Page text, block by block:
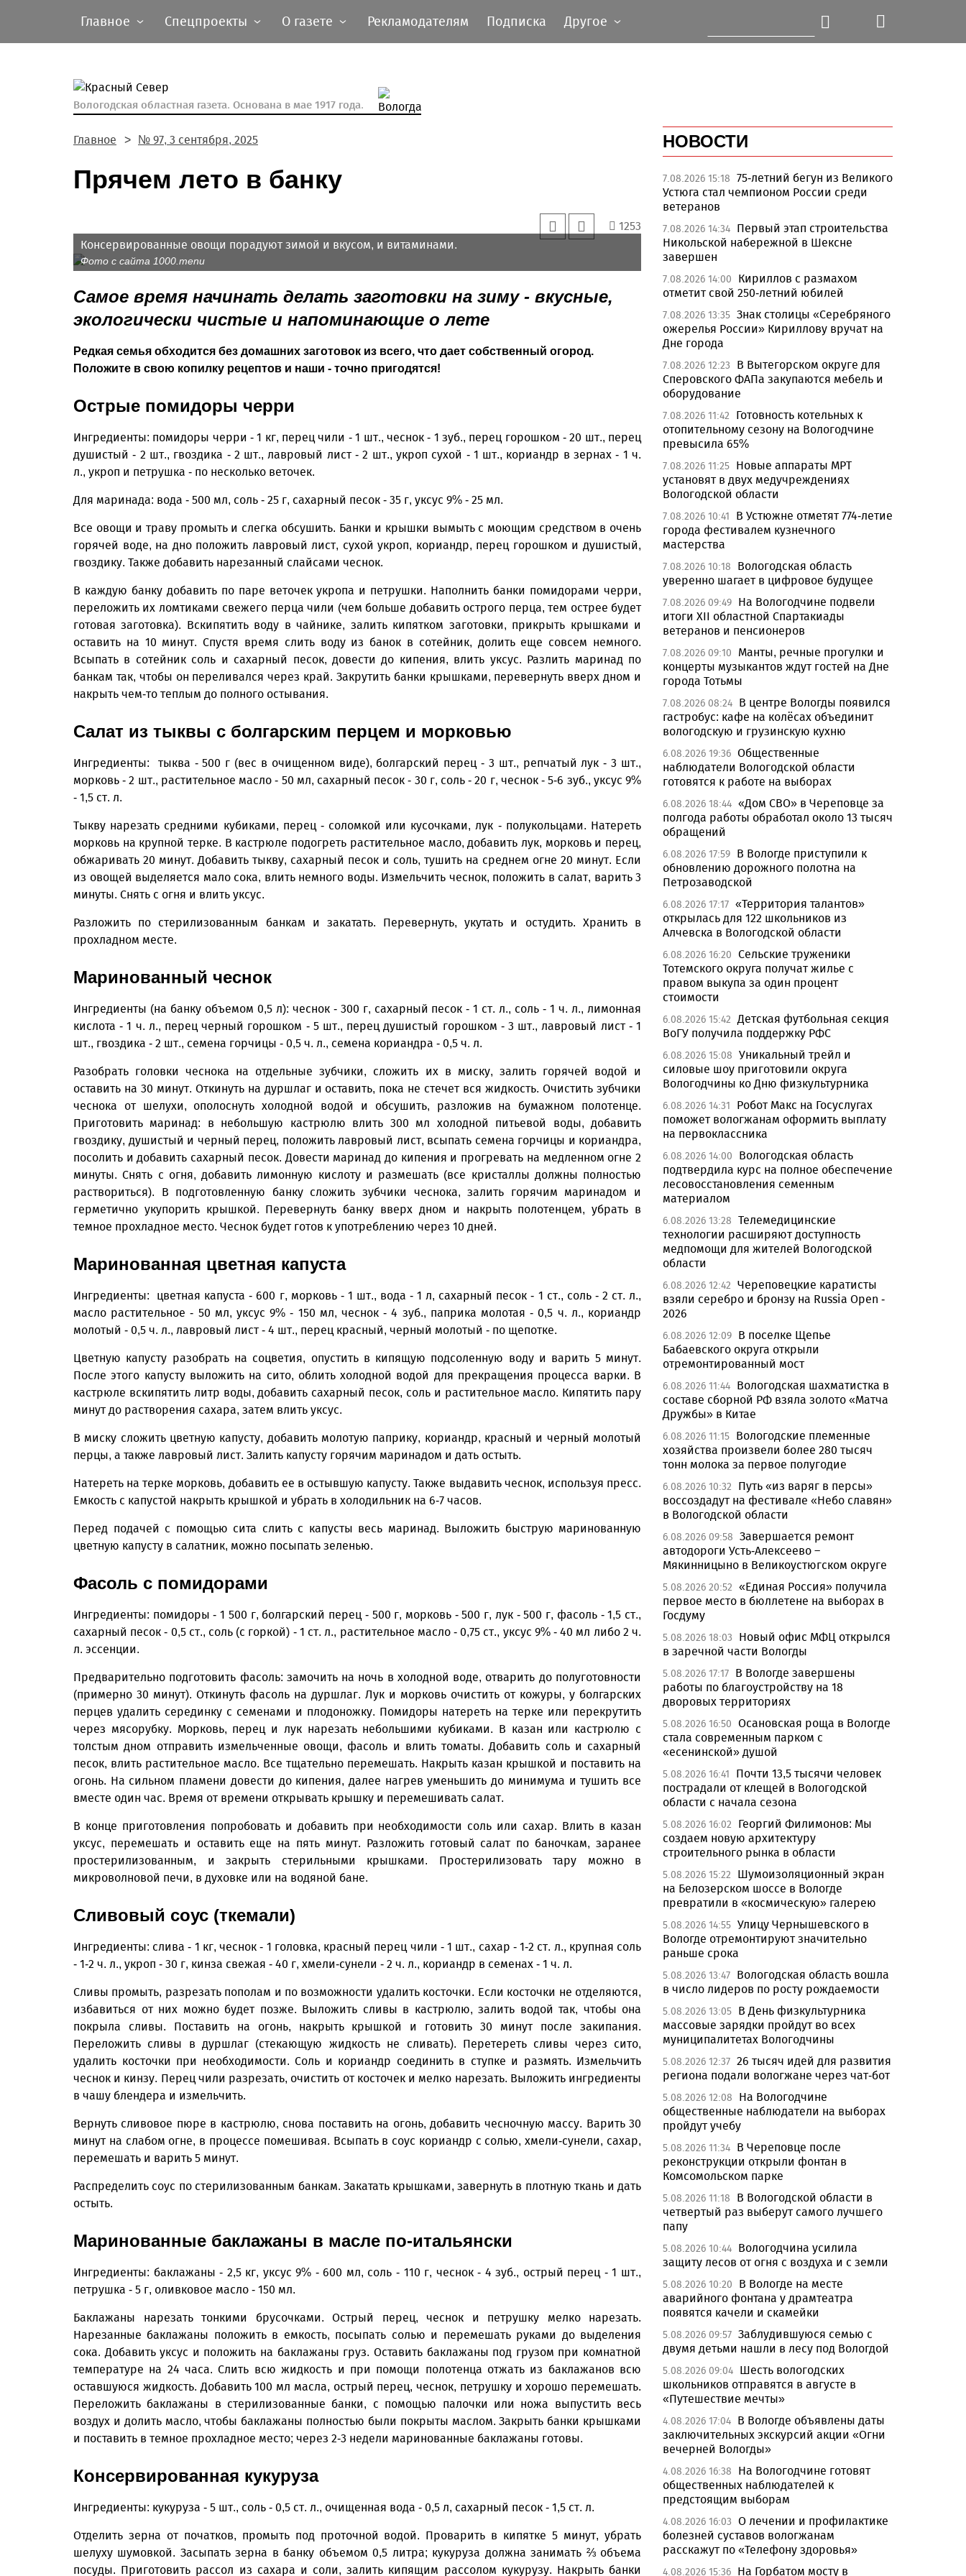
Главное Спецпроекты О газете Рекламодателям Подписка Другое
Вологодская областная газета. Основана в мае 1917 года.
Главное № 97, 3 сентября, 2025
Прячем лето в банку
1253
Консервированные овощи порадуют зимой и вкусом, и витаминами.
Фото с сайта 1000.menu
Самое время начинать делать заготовки на зиму - вкусные,
экологически чистые и напоминающие о лете
Редкая семья обходится без домашних заготовок из всего, что дает собственный огород.
Положите в свою копилку рецептов и наши - точно пригодятся!
Острые помидоры черри
Ингредиенты: помидоры черри - 1 кг, перец чили - 1 шт., чеснок - 1 зуб., перец горошком - 20 шт., перец
душистый - 2 шт., гвоздика - 2 шт., лавровый лист - 2 шт., укроп сухой - 1 шт., кориандр в зернах - 1 ч.
л., укроп и петрушка - по несколько веточек.
Для маринада: вода - 500 мл, соль - 25 г, сахарный песок - 35 г, уксус 9% - 25 мл.
Все овощи и траву промыть и слегка обсушить. Банки и крышки вымыть с моющим средством в очень
горячей воде, на дно положить лавровый лист, сухой укроп, кориандр, перец горошком и душистый,
гвоздику. Также добавить нарезанный слайсами чеснок.
В каждую банку добавить по паре веточек укропа и петрушки. Наполнить банки помидорами черри,
переложить их ломтиками свежего перца чили (чем больше добавить острого перца, тем острее будет
готовая заготовка). Вскипятить воду в чайнике, залить кипятком заготовки, прикрыть крышками и
оставить на 10 минут. Спустя время слить воду из банок в сотейник, долить еще сов­сем немного.
Всыпать в сотейник соль и сахарный песок, довести до кипения, влить уксус. Разлить маринад по
банкам так, чтобы он переливался через край. Закрутить банки крышками, перевернуть вверх дном и
накрыть чем-то теплым до полного остывания.
Салат из тыквы с болгарским перцем и морковью
Ингредиенты: тыква - 500 г (вес в очищенном виде), болгарский перец - 3 шт., репчатый лук - 3 шт.,
морковь - 2 шт., растительное масло - 50 мл, сахарный песок - 30 г, соль - 20 г, чеснок - 5-6 зуб., уксус 9%
- 1,5 ст. л.
Тыкву нарезать средними кубиками, перец - соломкой или кусочками, лук - полукольцами. Натереть
морковь на крупной терке. В кастрюле подогреть растительное масло, добавить лук, морковь и перец,
обжаривать 20 минут. Добавить тыкву, сахарный песок и соль, тушить на среднем огне 20 минут. Если
из овощей выделяется мало сока, влить немного воды. Измельчить чеснок, положить в салат, варить 3
минуты. Снять с огня и влить уксус.
Разложить по стерилизованным банкам и закатать. Перевернуть, укутать и остудить. Хранить в
прохладном месте.
Маринованный чеснок
Ингредиенты (на банку объемом 0,5 л): чеснок - 300 г, сахарный песок - 1 ст. л., соль - 1 ч. л., лимонная
кислота - 1 ч. л., перец черный горошком - 5 шт., перец душистый горошком - 3 шт., лавровый лист - 1
шт., гвоздика - 2 шт., семена горчицы - 0,5 ч. л., семена кориандра - 0,5 ч. л.
Разобрать головки чеснока на отдельные зубчики, сложить их в миску, залить горячей водой и
оставить на 30 минут. Откинуть на дуршлаг и оставить, пока не стечет вся жидкость. Очистить зубчики
чеснока от шелухи, ополоснуть холодной водой и обсушить, разложив на бумажном полотенце.
Приготовить маринад: в небольшую кастрюлю влить 300 мл холодной питьевой воды, добавить
гвоздику, душистый и черный перец, положить лавровый лист, всыпать семена горчицы и кориандра,
посолить и добавить сахарный песок. Довести маринад до кипения и прогревать на медленном огне 2
минуты. Снять с огня, добавить лимонную кислоту и размешать (все кристаллы должны полностью
раствориться). В подготовленную банку сложить зубчики чеснока, залить горячим маринадом и
герметично укупорить крышкой. Перевернуть банку вверх дном и накрыть полотенцем, убрать в
темное прохладное место. Чеснок будет готов к употреблению через 10 дней.
Маринованная цветная капуста
Ингредиенты: цветная капуста - 600 г, морковь - 1 шт., вода - 1 л, сахарный песок - 1 ст., соль - 2 ст. л.,
масло растительное - 50 мл, уксус 9% - 150 мл, чеснок - 4 зуб., паприка молотая - 0,5 ч. л., кориандр
молотый - 0,5 ч. л., лавровый лист - 4 шт., перец красный, черный молотый - по щепотке.
Цветную капусту разобрать на соцветия, опустить в кипящую подсоленную воду и варить 5 минут.
После этого капусту выложить на сито, облить холодной водой для прекращения процесса варки. В
кастрюле вскипятить литр воды, добавить сахарный песок, соль и растительное масло. Кипятить пару
минут до растворения сахара, затем влить уксус.
В миску сложить цветную капусту, добавить молотую паприку, кориандр, красный и черный молотый
перцы, а также лавровый лист. Залить капусту горячим маринадом и дать остыть.
Натереть на терке морковь, добавить ее в остывшую капусту. Также выдавить чеснок, используя пресс.
Емкость с капустой накрыть крышкой и убрать в холодильник на 6-7 часов.
Перед подачей с помощью сита слить с капусты весь маринад. Выложить быструю маринованную
цветную капусту в салатник, можно посыпать зеленью.
Фасоль с помидорами
Ингредиенты: помидоры - 1 500 г, болгарский перец - 500 г, морковь - 500 г, лук - 500 г, фасоль - 1,5 ст.,
сахарный песок - 0,5 ст., соль (с горкой) - 1 ст. л., растительное масло - 0,75 ст., уксус 9% - 40 мл либо 2 ч.
л. эссенции.
Предварительно подготовить фасоль: замочить на ночь в холодной воде, отварить до полуготовности
(примерно 30 минут). Откинуть фасоль на дуршлаг. Лук и морковь очистить от кожуры, у болгарских
перцев удалить серединку с семенами и плодоножку. Помидоры натереть на терке или перекрутить
через мясорубку. Морковь, перец и лук нарезать небольшими кубиками. В казан или кастрюлю с
толстым дном отправить измельченные овощи, фасоль и влить томаты. Добавить соль и сахарный
песок, влить растительное масло. Все тщательно перемешать. Накрыть казан крышкой и поставить на
огонь. На сильном пламени довести до кипения, далее нагрев уменьшить до минимума и тушить все
вместе один час. Время от времени открывать крышку и перемешивать салат.
В конце приготовления попробовать и добавить при необходимости соль или сахар. Влить в казан
уксус, перемешать и оставить еще на пять минут. Разложить готовый салат по баночкам, заранее
простерилизованным, и закрыть стерильными крышками. Простерилизовать тару можно в
микроволновой печи, в духовке или на водяной бане.
Сливовый соус (ткемали)
Ингредиенты: слива - 1 кг, чеснок - 1 головка, красный перец чили - 1 шт., сахар - 1-2 ст. л., крупная соль
- 1-2 ч. л., укроп - 30 г, кинза свежая - 40 г, хмели-сунели - 2 ч. л., кориандр в семенах - 1 ч. л.
Сливы промыть, разрезать пополам и по возможности удалить косточки. Если косточки не отделяются,
избавиться от них можно будет позже. Выложить сливы в кастрюлю, залить водой так, чтобы она
покрыла сливы. Поставить на огонь, накрыть крышкой и готовить 30 минут после закипания.
Переложить сливы в дуршлаг (стекающую жидкость не сливать). Перетереть сливы через сито,
удалить косточки при необходимости. Соль и кориандр соединить в ступке и размять. Измельчить
чеснок и кинзу. Перец чили разрезать, очистить от косточек и мелко нарезать. Выложить ингредиенты
в чашу блендера и измельчить.
Вернуть сливовое пюре в кастрюлю, снова поставить на огонь, добавить чесночную массу. Варить 30
минут на слабом огне, в процессе помешивая. Всыпать в соус кориандр с солью, хмели-сунели, сахар,
перемешать и варить 5 минут.
Распределить соус по стерилизованным банкам. Закатать крышками, завернуть в плотную ткань и дать
остыть.
Маринованные баклажаны в масле по-итальянски
Ингредиенты: баклажаны - 2,5 кг, уксус 9% - 600 мл, соль - 110 г, чеснок - 4 зуб., острый перец - 1 шт.,
петрушка - 5 г, оливковое масло - 150 мл.
Баклажаны нарезать тонкими брусочками. Острый перец, чеснок и петрушку мелко нарезать.
Нарезанные баклажаны положить в емкость, посыпать солью и перемешать руками до выделения
сока. Добавить уксус и положить на баклажаны груз. Оставить баклажаны под грузом при комнатной
температуре на 24 часа. Слить всю жидкость и при помощи полотенца отжать из баклажанов всю
оставшуюся жидкость. Добавить 100 мл масла, острый перец, чеснок, петрушку и хорошо перемешать.
Переложить баклажаны в стерилизованные банки, с помощью палочки или ножа выпустить весь
воздух и долить масло, чтобы баклажаны полностью были покрыты маслом. Закрыть банки крышками
и поставить в темное прохладное место; через 2-3 недели маринованные баклажаны готовы.
Консервированная кукуруза
Ингредиенты: кукуруза - 5 шт., соль - 0,5 ст. л., очищенная вода - 0,5 л, сахарный песок - 1,5 ст. л.
Отделить зерна от початков, промыть под проточной водой. Проварить в кипятке 5 минут, убрать
шелуху шумовкой. Засыпать зерна в банку объемом 0,5 литра; кукуруза должна занимать ⅔ объема
посуды. Приготовить рассол из сахара и соли, залить кипящим рассолом кукурузу. Накрыть банки
НОВОСТИ
7.08.2026 15:18 75-летний бегун из Великого
Устюга стал чемпионом России среди
ветеранов
7.08.2026 14:34 Первый этап строительства
Никольской набережной в Шексне
завершен
7.08.2026 14:00
Кириллов с размахом
отметит свой 250-летний юбилей
7.08.2026 13:35 Знак столицы «Серебряного
ожерелья России» Кириллову вручат на
Дне города
7.08.2026 12:23
В Вытегорском округе для
Сперовского ФАПа закупаются мебель и
оборудование
7.08.2026 11:42
Готовность котельных к
отопительному сезону на Вологодчине
превысила 65%
7.08.2026 11:25 Новые аппараты МРТ
установят в двух медучреждениях
Вологодской области
7.08.2026 10:41
В Устюжне отметят 774-летие
города фестивалем кузнечного
мастерства
7.08.2026 10:18
Вологодская область
уверенно шагает в цифровое будущее
7.08.2026 09:49 На Вологодчине подвели
итоги XII областной Спартакиады
ветеранов и пенсионеров
7.08.2026 09:10
Манты, речные прогулки и
концерты музыкантов ждут гостей на Дне
города Тотьмы
7.08.2026 08:24 В центре Вологды появился
гастробус: кафе на колёсах объединит
вологодскую и грузинскую кухню
6.08.2026 19:36 Общественные
наблюдатели Вологодской области
готовятся к работе на выборах
6.08.2026 18:44 «Дом СВО» в Череповце за
полгода работы обработал около 13 тысяч
обращений
6.08.2026 17:59 В Вологде приступили к
обновлению дорожного полотна на
Петрозаводской
6.08.2026 17:17 «Территория талантов»
открылась для 122 школьников из
Алчевска в Вологодской области
6.08.2026 16:20 Сельские труженики
Тотемского округа получат жилье с
правом выкупа за один процент
стоимости
6.08.2026 15:42 Детская футбольная секция
ВоГУ получила поддержку РФС
6.08.2026 15:08 Уникальный трейл и
силовые шоу приготовили округа
Вологодчины ко Дню физкультурника
6.08.2026 14:31
Робот Макс на Госуслугах
поможет вологжанам оформить выплату
на первоклассника
6.08.2026 14:00
Вологодская область
подтвердила курс на полное обеспечение
лесовосстановления семенным
материалом
6.08.2026 13:28 Телемедицинские
технологии расширяют доступность
медпомощи для жителей Вологодской
области
6.08.2026 12:42 Череповецкие каратисты
взяли серебро и бронзу на Russia Open -
2026
6.08.2026 12:09 В поселке Щепье
Бабаевского округа открыли
отремонтированный мост
6.08.2026 11:44 Вологодская шахматистка в
составе сборной РФ взяла золото «Матча
Дружбы» в Китае
6.08.2026 11:15 Вологодские племенные
хозяйства произвели более 280 тысяч
тонн молока за первое полугодие
6.08.2026 10:32
Путь «из варяг в персы»
воссоздадут на фестивале «Небо славян»
в Вологодской области
6.08.2026 09:58 Завершается ремонт
автодороги Усть-Алексеево –
Мякинницыно в Великоустюгском округе
5.08.2026 20:52 «Единая Россия» получила
первое место в бюллетене на выборах в
Госдуму
5.08.2026 18:03
Новый офис МФЦ открылся
в заречной части Вологды
5.08.2026 17:17 В Вологде завершены
работы по благоустройству на 18
дворовых территориях
5.08.2026 16:50 Осановская роща в Вологде
стала современным парком с
«есенинской» душой
5.08.2026 16:41
Почти 13,5 тысячи человек
пострадали от клещей в Вологодской
области с начала сезона
5.08.2026 16:02
Георгий Филимонов: Мы
создаем новую архитектуру
строительного рынка в области
5.08.2026 15:22
Шумоизоляционный экран
на Белозерском шоссе в Вологде
превратили в «космическую» галерею
5.08.2026 14:55 Улицу Чернышевского в
Вологде отремонтируют значительно
раньше срока
5.08.2026 13:47 Вологодская область вошла
в число лидеров по росту рождаемости
5.08.2026 13:05 В День физкультурника
массовые зарядки пройдут во всех
муниципалитетах Вологодчины
5.08.2026 12:37 26 тысяч идей для развития
региона подали вологжане через чат-бот
5.08.2026 12:08
На Вологодчине
общественные наблюдатели на выборах
пройдут учебу
5.08.2026 11:34 В Череповце после
реконструкции открыли фонтан в
Комсомольском парке
5.08.2026 11:18
В Вологодской области в
четвертый раз выберут самого лучшего
папу
5.08.2026 10:44 Вологодчина усилила
защиту лесов от огня с воздуха и с земли
5.08.2026 10:20
В Вологде на месте
аварийного фонтана у драмтеатра
появятся качели и скамейки
5.08.2026 09:57 Заблудившуюся семью с
двумя детьми нашли в лесу под Вологдой
5.08.2026 09:04 Шесть вологодских
школьников отправятся в августе в
«Путешествие мечты»
4.08.2026 17:04 В Вологде объявлены даты
заключительных экскурсий акции «Огни
вечерней Вологды»
4.08.2026 16:38
На Вологодчине готовят
общественных наблюдателей к
предстоящим выборам
4.08.2026 16:03 О лечении и профилактике
болезней суставов вологжанам
расскажут по «Телефону здоровья»
4.08.2026 15:36 На Горбатом мосту в